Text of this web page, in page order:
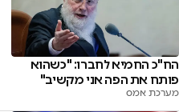
הח"כ החמיא לחברו: "כשהוא
פותח את הפה אני מקשיב"
מערכת אמס